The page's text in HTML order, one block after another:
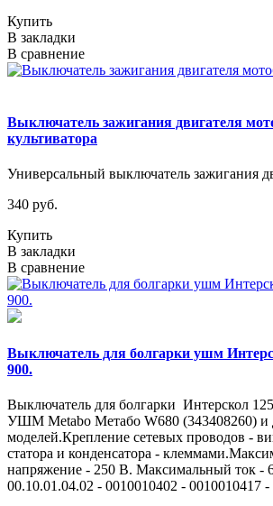
Купить
В закладки
В сравнение
Выключатель зажигания двигателя
культиватора
Универсальный выключатель зажигания
340 руб.
Купить
В закладки
В сравнение
Выключатель для болгарки ушм
900.
Выключатель для болгарки Интерскол
УШМ Metabo Метабо W680 (343408260) и
моделей.Крепление сетевых проводов -
статора и конденсатора -
напряжение - 250 В. Максимальный ток -
00.10.01.04.02 - 0010010402 - 0010010417